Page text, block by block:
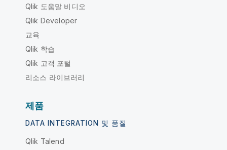
Qlik 도움말 비디오
Qlik Developer
교육
Qlik 학습
Qlik 고객 포털
리소스 라이브러리
제품
DATA INTEGRATION 및 품질
Qlik Talend